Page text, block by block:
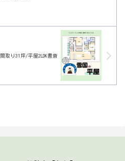
間取り31坪/平屋2LDK書斎